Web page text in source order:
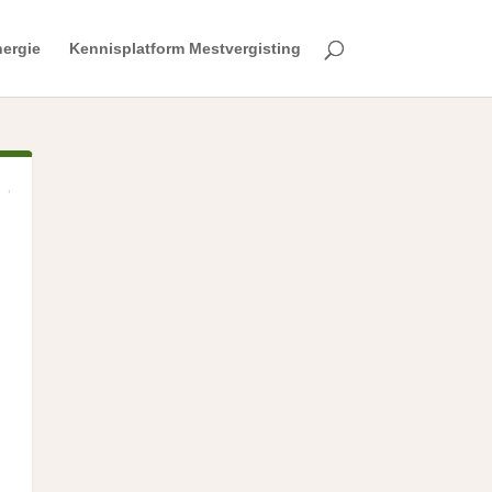
Kennisplatform Mestvergisting